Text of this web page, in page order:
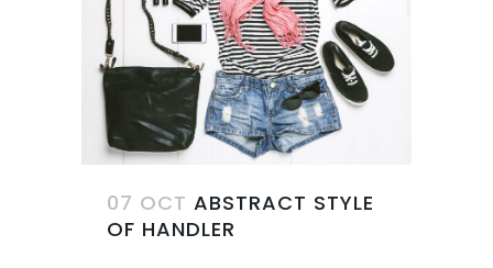
07 OCT ABSTRACT STYLE
OF HANDLER